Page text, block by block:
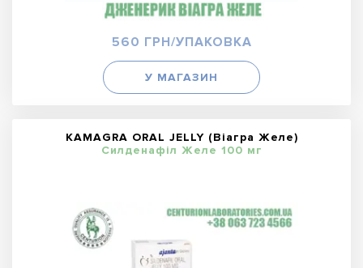
560 ГРН/УПАКОВКА
У МАГАЗИН
KAMAGRA ORAL JELLY (Віагра Желе)
Силденафіл Желе 100 мг